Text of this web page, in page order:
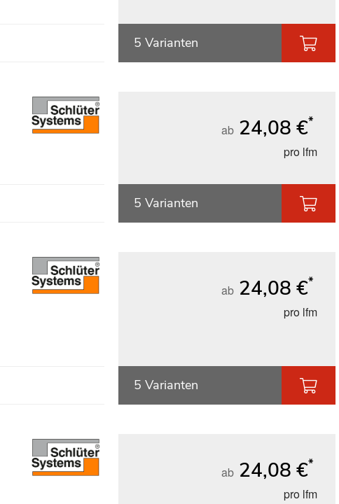
5 Varianten
ab 24,08 €*
pro lfm
5 Varianten
ab 24,08 €*
pro lfm
5 Varianten
ab 24,08 €*
pro lfm